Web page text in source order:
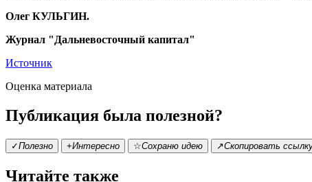
Олег КУЛЬГИН.
Журнал "Дальневосточный капитал"
Источник
Оценка материала
Публикация была полезной?
✓Полезно +Интересно ☆Сохраню идею ↗Скопировать
Читайте также